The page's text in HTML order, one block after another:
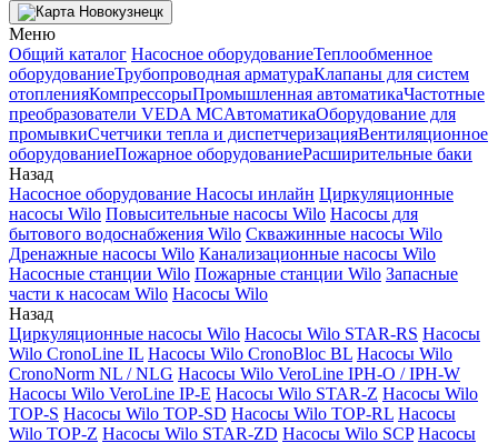
Новокузнецк
Меню
Общий каталог Насосное оборудованиеТеплообменное
оборудованиеТрубопроводная арматураКлапаны для систем
отопленияКомпрессорыПромышленная автоматикаЧастотные
преобразователи VEDA MCАвтоматикаОборудование для
промывкиСчетчики тепла и диспетчеризацияВентиляционное
оборудованиеПожарное оборудованиеРасширительные баки
Назад
Насосное оборудование Насосы инлайн Циркуляционные
насосы Wilo Повысительные насосы Wilo Насосы для
бытового водоснабжения Wilo Скважинные насосы Wilo
Дренажные насосы Wilo Канализационные насосы Wilo
Насосные станции Wilo Пожарные станции Wilo Запасные
части к насосам Wilo Насосы Wilo
Назад
Циркуляционные насосы Wilo Насосы Wilo STAR-RS Насосы
Wilo CronoLine IL Насосы Wilo CronoBloc BL Насосы Wilo
CronoNorm NL / NLG Насосы Wilo VeroLine IPH-O / IPH-W
Насосы Wilo VeroLine IP-E Насосы Wilo STAR-Z Насосы Wilo
TOP-S Насосы Wilo TOP-SD Насосы Wilo TOP-RL Насосы
Wilo TOP-Z Насосы Wilo STAR-ZD Насосы Wilo SCP Насосы